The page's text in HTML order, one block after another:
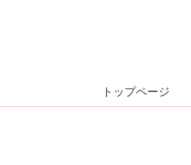
トップページ